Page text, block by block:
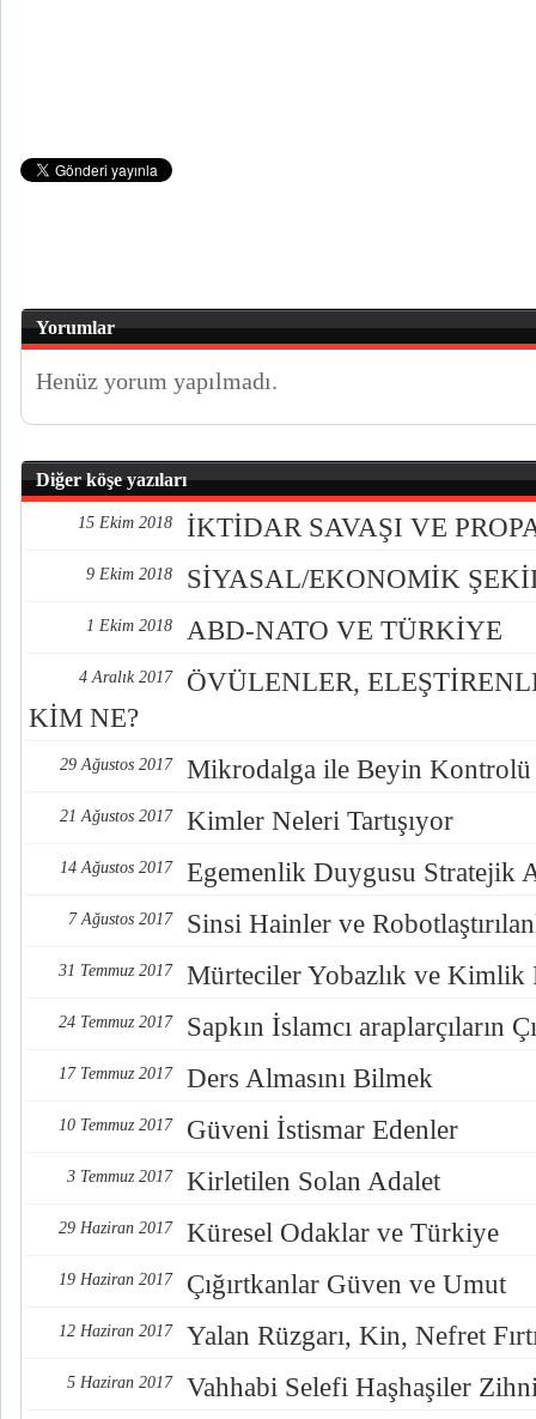
Yorumlar
Henüz yorum yapılmadı.
Diğer köşe yazıları
15 Ekim 2018 İKTİDAR SAVAŞI VE
9 Ekim 2018 SİYASAL/EKONOMİK
1 Ekim 2018 ABD-NATO VE TÜRKİYE
4 Aralık 2017
ÖVÜLENLER,
KİM NE?
29 Ağustos 2017 Mikrodalga ile Beyin Kontrolü
21 Ağustos 2017 Kimler Neleri Tartışıyor
14 Ağustos 2017 Egemenlik Duygusu Stratejik
7 Ağustos 2017 Sinsi Hainler ve
31 Temmuz 2017 Mürteciler Yobazlık ve Kimlik
24 Temmuz 2017 Sapkın İslamcı araplarçıların
17 Temmuz 2017 Ders Almasını Bilmek
10 Temmuz 2017 Güveni İstismar Edenler
3 Temmuz 2017 Kirletilen Solan Adalet
29 Haziran 2017 Küresel Odaklar ve Türkiye
19 Haziran 2017 Çığırtkanlar Güven ve Umut
12 Haziran 2017 Yalan Rüzgarı, Kin, Nefret
5 Haziran 2017 Vahhabi Selefi Haşhaşiler